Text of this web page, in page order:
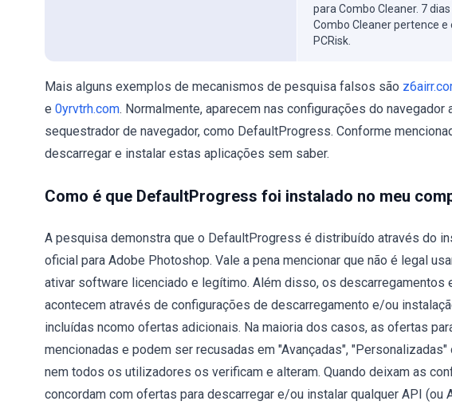
para Combo Cleaner. 7
Combo Cleaner pertence e
PCRisk.
Mais alguns exemplos de mecanismos de pesquisa falsos são
e 0yrvtrh.com. Normalmente, aparecem nas configurações do
sequestrador de navegador, como DefaultProgress. Conforme
descarregar e instalar estas aplicações sem saber.
Como é que DefaultProgress foi instalado no meu
A pesquisa demonstra que o DefaultProgress é distribuído através do
oficial para Adobe Photoshop. Vale a pena mencionar que não é legal
ativar software licenciado e legítimo. Além disso, os
acontecem através de configurações de descarregamento e/ou
incluídas ncomo ofertas adicionais. Na maioria dos casos, as ofertas
mencionadas e podem ser recusadas em "Avançadas",
nem todos os utilizadores os verificam e alteram. Quando deixam as
concordam com ofertas para descarregar e/ou instalar qualquer API